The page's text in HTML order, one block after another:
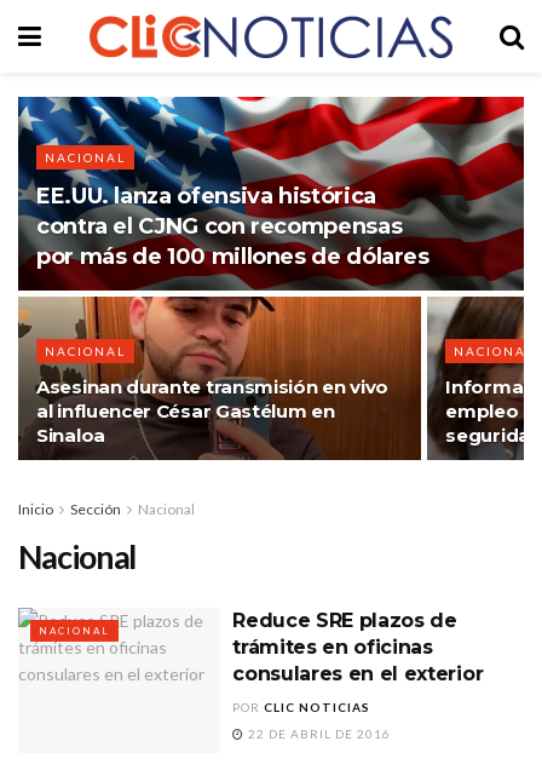
NACIONAL
EE.UU. lanza ofensiva histórica
contra el CJNG con recompensas
por más de 100 millones de dólares
NACIONAL
Asesinan durante transmisión en vivo
al influencer César Gastélum en
Sinaloa
NACIONAL
empleo
Inicio Sección Nacional
Nacional
NACIONAL
Reduce SRE plazos de
trámites en oficinas
consulares en el exterior
POR CLIC NOTICIAS
22 DE ABRIL DE 2016